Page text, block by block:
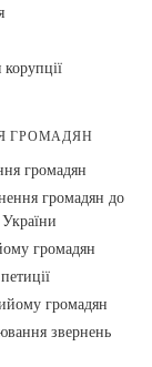
ГРОМАДЯН
громадян
громадян до
громадян
громадян
звернень